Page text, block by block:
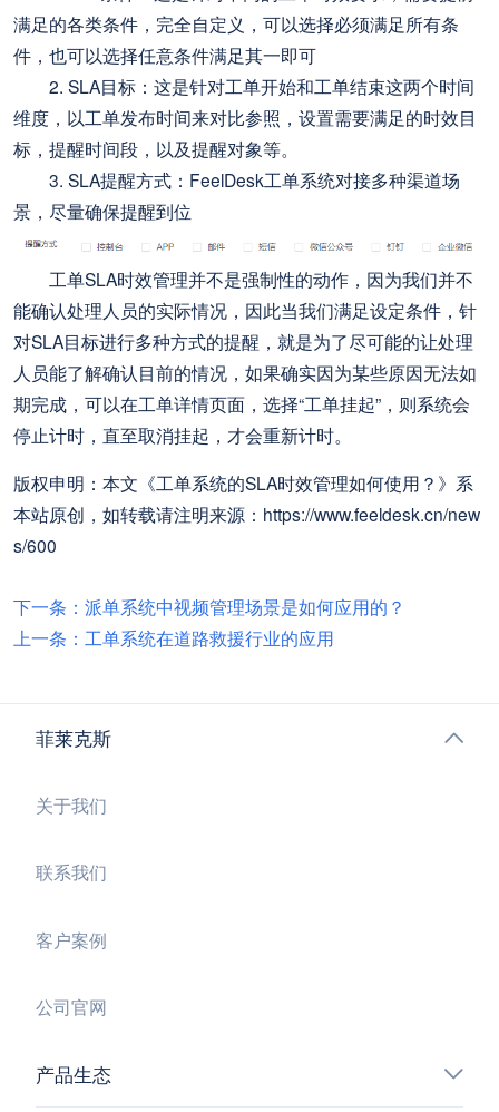
满足的各类条件，完全自定义，可以选择必须满足所有条
件，也可以选择任意条件满足其一即可
2. SLA目标：这是针对工单开始和工单结束这两个时间
维度，以工单发布时间来对比参照，设置需要满足的时效目
标，提醒时间段，以及提醒对象等。
3. SLA提醒方式：FeelDesk工单系统对接多种渠道场
景，尽量确保提醒到位
工单SLA时效管理并不是强制性的动作，因为我们并不
能确认处理人员的实际情况，因此当我们满足设定条件，针
对SLA目标进行多种方式的提醒，就是为了尽可能的让处理
人员能了解确认目前的情况，如果确实因为某些原因无法如
期完成，可以在工单详情页面，选择“工单挂起”，则系统会
停止计时，直至取消挂起，才会重新计时。
版权申明：本文《工单系统的SLA时效管理如何使用？》系
本站原创，如转载请注明来源：https://www.feeldesk.cn/new
s/600
下一条：派单系统中视频管理场景是如何应用的？
上一条：工单系统在道路救援行业的应用
菲莱克斯
关于我们
联系我们
客户案例
公司官网
产品生态